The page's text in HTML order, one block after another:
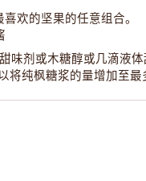
欢的坚果的任意组合。
味剂 或木糖醇或几滴液
纯枫糖浆的量增加至最